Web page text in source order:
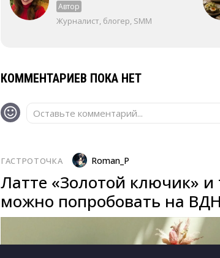
Автор
Журналист, блогер, SMM
КОММЕНТАРИЕВ ПОКА НЕТ
Оставьте комментарий...
ГАСТРОТОЧКА Roman_P
Латте «Золотой ключик» и
можно попробовать на